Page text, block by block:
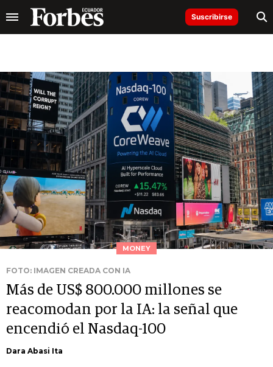
Suscribirse
MONEY
FOTO: IMAGEN CREADA CON IA
Más de US$ 800.000 millones se
reacomodan por la IA: la señal que
encendió el Nasdaq-100
Dara Abasi Ita